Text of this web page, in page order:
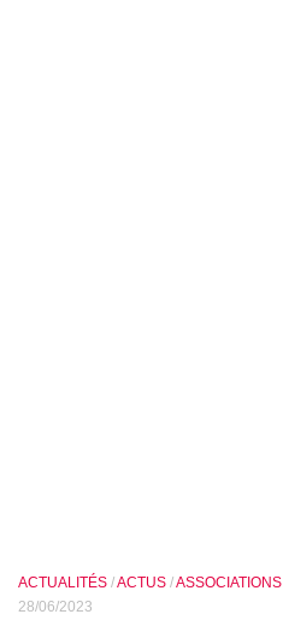
ACTUALITÉS /ACTUS /ASSOCIATIONS
28/06/2023